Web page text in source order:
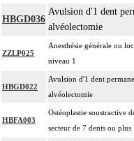
HBGD036
Avulsion d'1 dent
alvéolectomie
ZZLP025
Anesthésie générale ou
niveau 1
HBGD022
Avulsion d'1 dent
alvéolectomie
HBFA003
Ostéoplastie soustractive
secteur de 7 dents ou plus